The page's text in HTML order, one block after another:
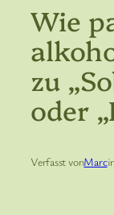
Wie
zu
oder
Verfasst vonMarc